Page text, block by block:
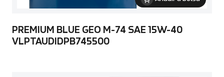
PREMIUM BLUE GEO M-74 SAE 15W-40
VLPTAUDIDPB745500